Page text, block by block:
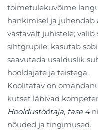
toimetulekuvõime
hankimisel ja juhendab
vastavalt juhistele;
sihtgrupile; kasutab
saavutada usalduslik
hooldajate ja teistega.
Koolitatav on
kutset läbivad
Hooldustöötaja, tase 4
nõuded ja tingimused.